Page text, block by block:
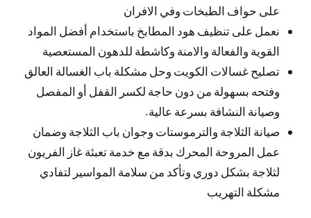
على حواف الطبخات وفي الافران
نعمل على تنظيف هود المطابخ باستخدام أفضل المواد
القوية والفعالة والامنة وكاشطة للدهون المستعصية
تصليح غسالات الكويت وحل مشكلة باب الغسالة العالق
وفتحه بسهولة من دون حاجة لكسر القفل أو المفصل
وصيانة النشافة بسرعة عالية.
صيانة الثلاجة والترموستات وجوان باب الثلاجة وضمان
عمل المروحة المحرك بدقة مع خدمة تعبئة غاز الفريون
لثلاجة بشكل دوري وتأكد من سلامة المواسير لتفادي
مشكلة التهريب